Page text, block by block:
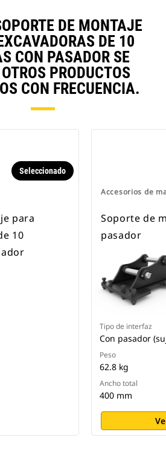
DE MONTAJE
DE 10
CON PASADOR SE
PRODUCTOS
CON FRECUENCIA.
Seleccionado
para
10
Accesorios de
Soporte de
pasador
Tipo de interfaz
Con pasador
Peso
62.8 kg
Ancho total
400 mm